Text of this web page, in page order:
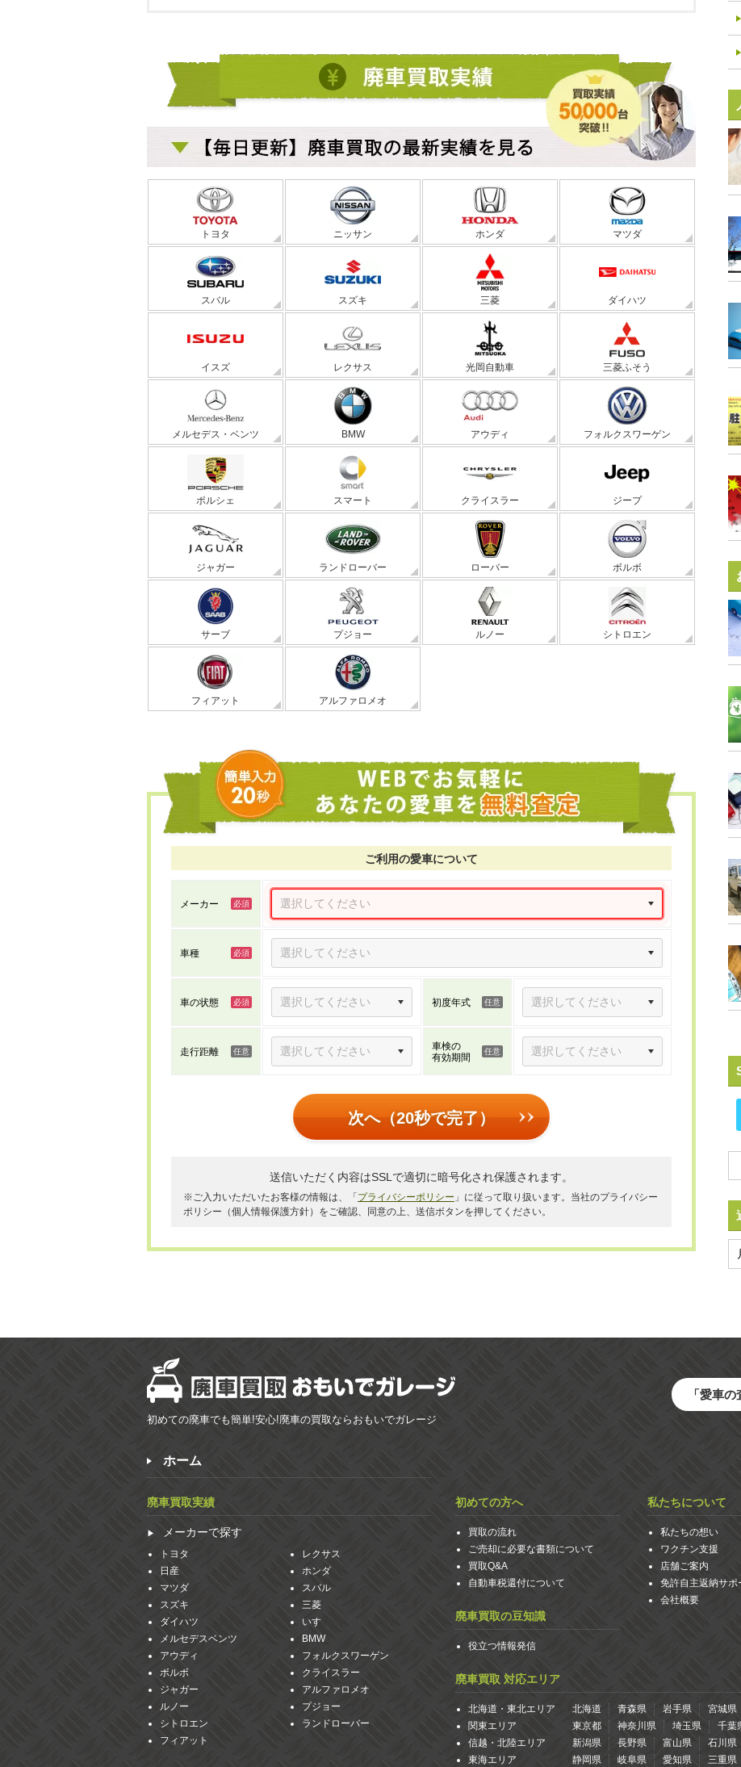
トヨタ ニッサン ホンダ マツダ
スバル スズキ 三菱 ダイハツ
イスズ レクサス 光岡自動車 三菱ふそう
メルセデス・ベンツ BMW アウディ フォルクスワーゲン
ポルシェ スマート クライスラー ジープ
ジャガー ランドローバー ローバー ボルボ
サーブ プジョー ルノー シトロエン
フィアット アルファロメオ
ご利用の愛車について
メーカー
車種
車の状態 初度年式
走行距離
車検の
有効期間
次へ（20秒で完了）
送信いただく内容はSSLで適切に暗号化され保護されます。
※ご入力いただいたお客様の情報は、「 プライバシーポリシー 」に従って取り扱います。当社のプライバシー
ポリシー（個人情報保護方針）をご確認、同意の上、送信ボタンを押してください。
初めての廃車でも簡単!安心!廃車の買取ならおもいでガレージ
「愛車
ホーム
廃車買取実績
メーカーで探す
トヨタ
レクサス
日産
ホンダ
マツダ
スバル
スズキ
三菱
ダイハツ
いすゞ
メルセデスベンツ
BMW
アウディ
フォルクスワーゲン
ボルボ
クライスラー
ジャガー
アルファロメオ
ルノー
プジョー
シトロエン
ランドローバー
フィアット
初めての方へ
買取の流れ
ご売却に必要な書類について
買取Q&A
自動車税還付について
廃車買取の豆知識
役立つ情報発信
私たちについて
私たちの想い
ワクチン支援
店舗ご案内
免許自主返納サポ
会社概要
廃車買取 対応エリア
北海道・東北エリア 北海道 青森県 岩手県 宮城県
関東エリア
東京都 神奈川県 埼玉県 千葉
信越・北陸エリア
新潟県 長野県 富山県 石川県
東海エリア
静岡県 岐阜県 愛知県 三重県